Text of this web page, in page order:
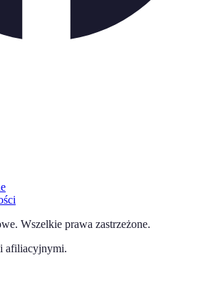
. Wszelkie prawa zastrzeżone.
afiliacyjnymi.